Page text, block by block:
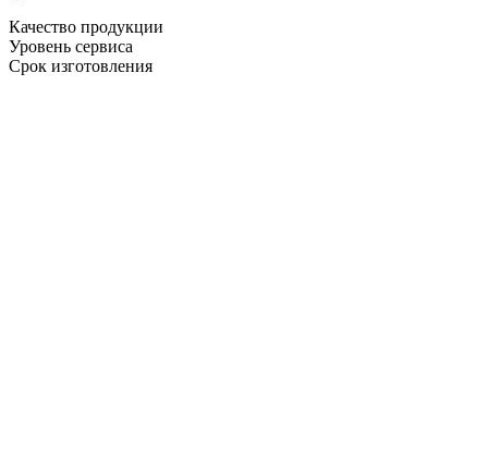
Качество продукции
Уровень сервиса
Срок изготовления